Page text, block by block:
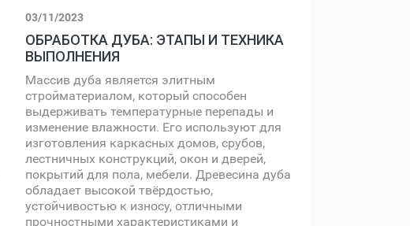
03/11/2023
ОБРАБОТКА ДУБА: ЭТАПЫ И ТЕХНИКА
ВЫПОЛНЕНИЯ
Массив дуба является элитным
стройматериалом, который способен
выдерживать температурные перепады и
изменение влажности. Его используют для
изготовления каркасных домов, срубов,
лестничных конструкций, окон и дверей,
покрытий для пола, мебели. Древесина дуба
обладает высокой твёрдостью,
устойчивостью к износу, отличными
прочностными характеристиками и